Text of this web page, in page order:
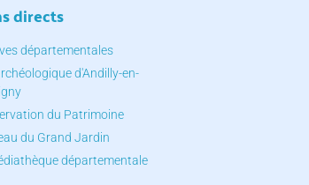
directs
départementales
d'Andilly-en-
du Patrimoine
du Grand Jardin
départementale